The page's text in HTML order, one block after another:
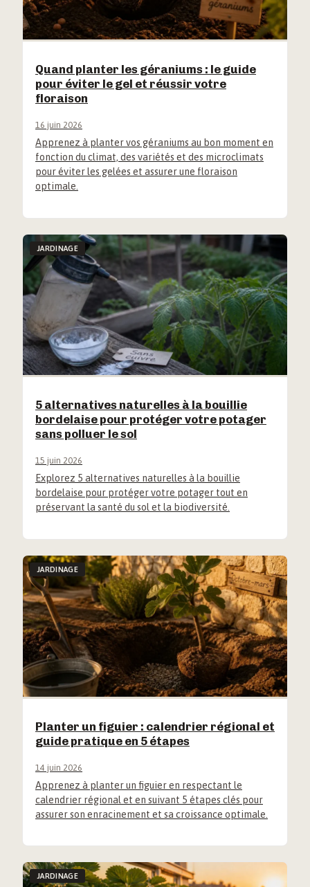
Quand planter les géraniums : le guide
pour éviter le gel et réussir votre
floraison
16 juin 2026
Apprenez à planter vos géraniums au bon moment en
fonction du climat, des variétés et des microclimats
pour éviter les gelées et assurer une floraison
optimale.
JARDINAGE
5 alternatives naturelles à la bouillie
bordelaise pour protéger votre potager
sans polluer le sol
15 juin 2026
Explorez 5 alternatives naturelles à la bouillie
bordelaise pour protéger votre potager tout en
préservant la santé du sol et la biodiversité.
JARDINAGE
Planter un figuier : calendrier régional et
guide pratique en 5 étapes
14 juin 2026
Apprenez à planter un figuier en respectant le
calendrier régional et en suivant 5 étapes clés pour
assurer son enracinement et sa croissance optimale.
JARDINAGE